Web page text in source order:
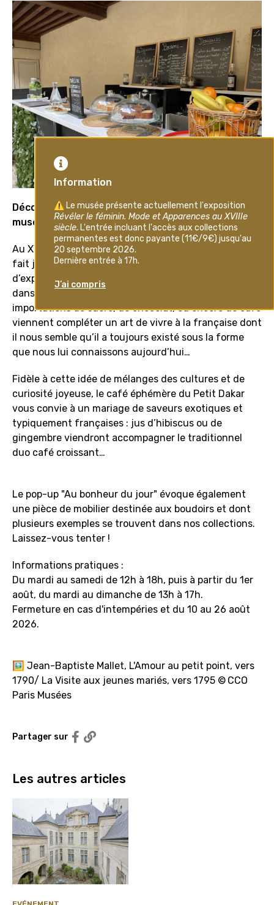
Découvrez le nouveau rendez-vous gourmand du
musée Cognacq-Jay !
Au XVIIIe siècle, un nouvel attrait pour l’exotisme se
fait jour ; les horizons lointains au cœur
d’explorations nouvelles permettent des découvertes
dans tous les domaines et notamment culinaires. Les
importations de sucre, de chocolat, ou encore de café
viennent compléter un art de vivre à la française dont
il nous semble qu’il a toujours existé sous la forme
que nous lui connaissons aujourd’hui…
Fidèle à cette idée de mélanges des cultures et de
curiosité joyeuse, le café éphémère du Petit Dakar
vous convie à un mariage de saveurs exotiques et
typiquement françaises : jus d’hibiscus ou de
gingembre viendront accompagner le traditionnel
duo café croissant…
Le pop-up "Au bonheur du jour" évoque également
une pièce de mobilier destinée aux boudoirs et dont
plusieurs exemples se trouvent dans nos collections.
Laissez-vous tenter !
Informations pratiques :
Du mardi au samedi de 12h à 18h, puis à partir du 1er
août, du mardi au dimanche de 13h à 17h.
Fermeture en cas d'intempéries et du 10 au 26 août
2026.
🖼️ Jean-Baptiste Mallet, L'Amour au petit point, vers
1790/ La Visite aux jeunes mariés, vers 1795 © CCO
Paris Musées
Partager sur
Partager sur Facebook
Les autres articles